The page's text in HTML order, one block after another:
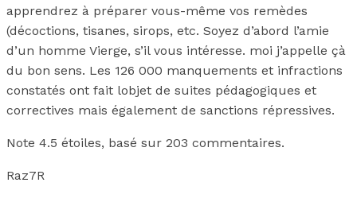
apprendrez à préparer vous-même vos remèdes
(décoctions, tisanes, sirops, etc. Soyez d’abord l’amie
d’un homme Vierge, s’il vous intéresse. moi j’appelle çà
du bon sens. Les 126 000 manquements et infractions
constatés ont fait lobjet de suites pédagogiques et
correctives mais également de sanctions répressives.
Note 4.5 étoiles, basé sur 203 commentaires.
Raz7R